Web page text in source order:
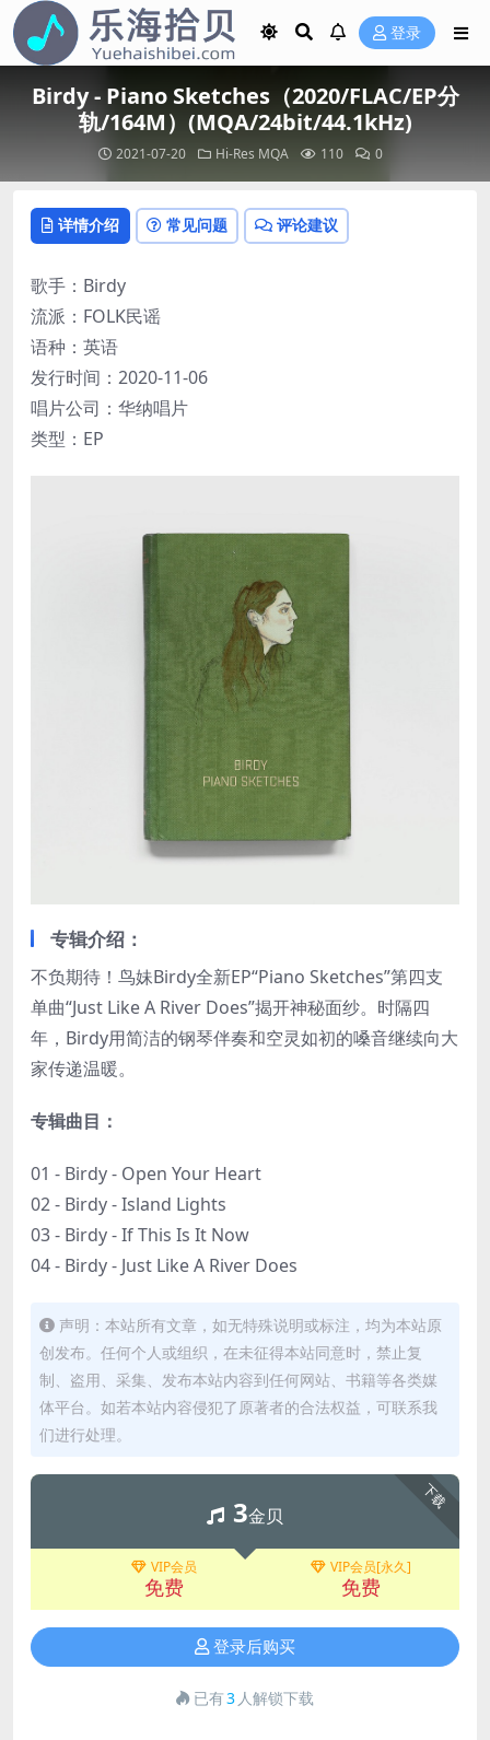
登录
Birdy - Piano Sketches（2020/FLAC/EP分
轨/164M）(MQA/24bit/44.1kHz)
2021-07-20 Hi-Res MQA 110 0
详情介绍 常见问题 评论建议
歌手：Birdy
流派：FOLK民谣
语种：英语
发行时间：2020-11-06
唱片公司：华纳唱片
类型：EP
专辑介绍：
不负期待！鸟妹Birdy全新EP“Piano Sketches”第四支
单曲“Just Like A River Does”揭开神秘面纱。时隔四
年，Birdy用简洁的钢琴伴奏和空灵如初的嗓音继续向大
家传递温暖。
专辑曲目：
01 - Birdy - Open Your Heart
02 - Birdy - Island Lights
03 - Birdy - If This Is It Now
04 - Birdy - Just Like A River Does
声明：本站所有文章，如无特殊说明或标注，均为本站原
创发布。任何个人或组织，在未征得本站同意时，禁止复
制、盗用、采集、发布本站内容到任何网站、书籍等各类媒
体平台。如若本站内容侵犯了原著者的合法权益，可联系我
们进行处理。
下载
3金贝
VIP会员
免费
VIP会员[永久]
免费
登录后购买
已有3 人解锁下载